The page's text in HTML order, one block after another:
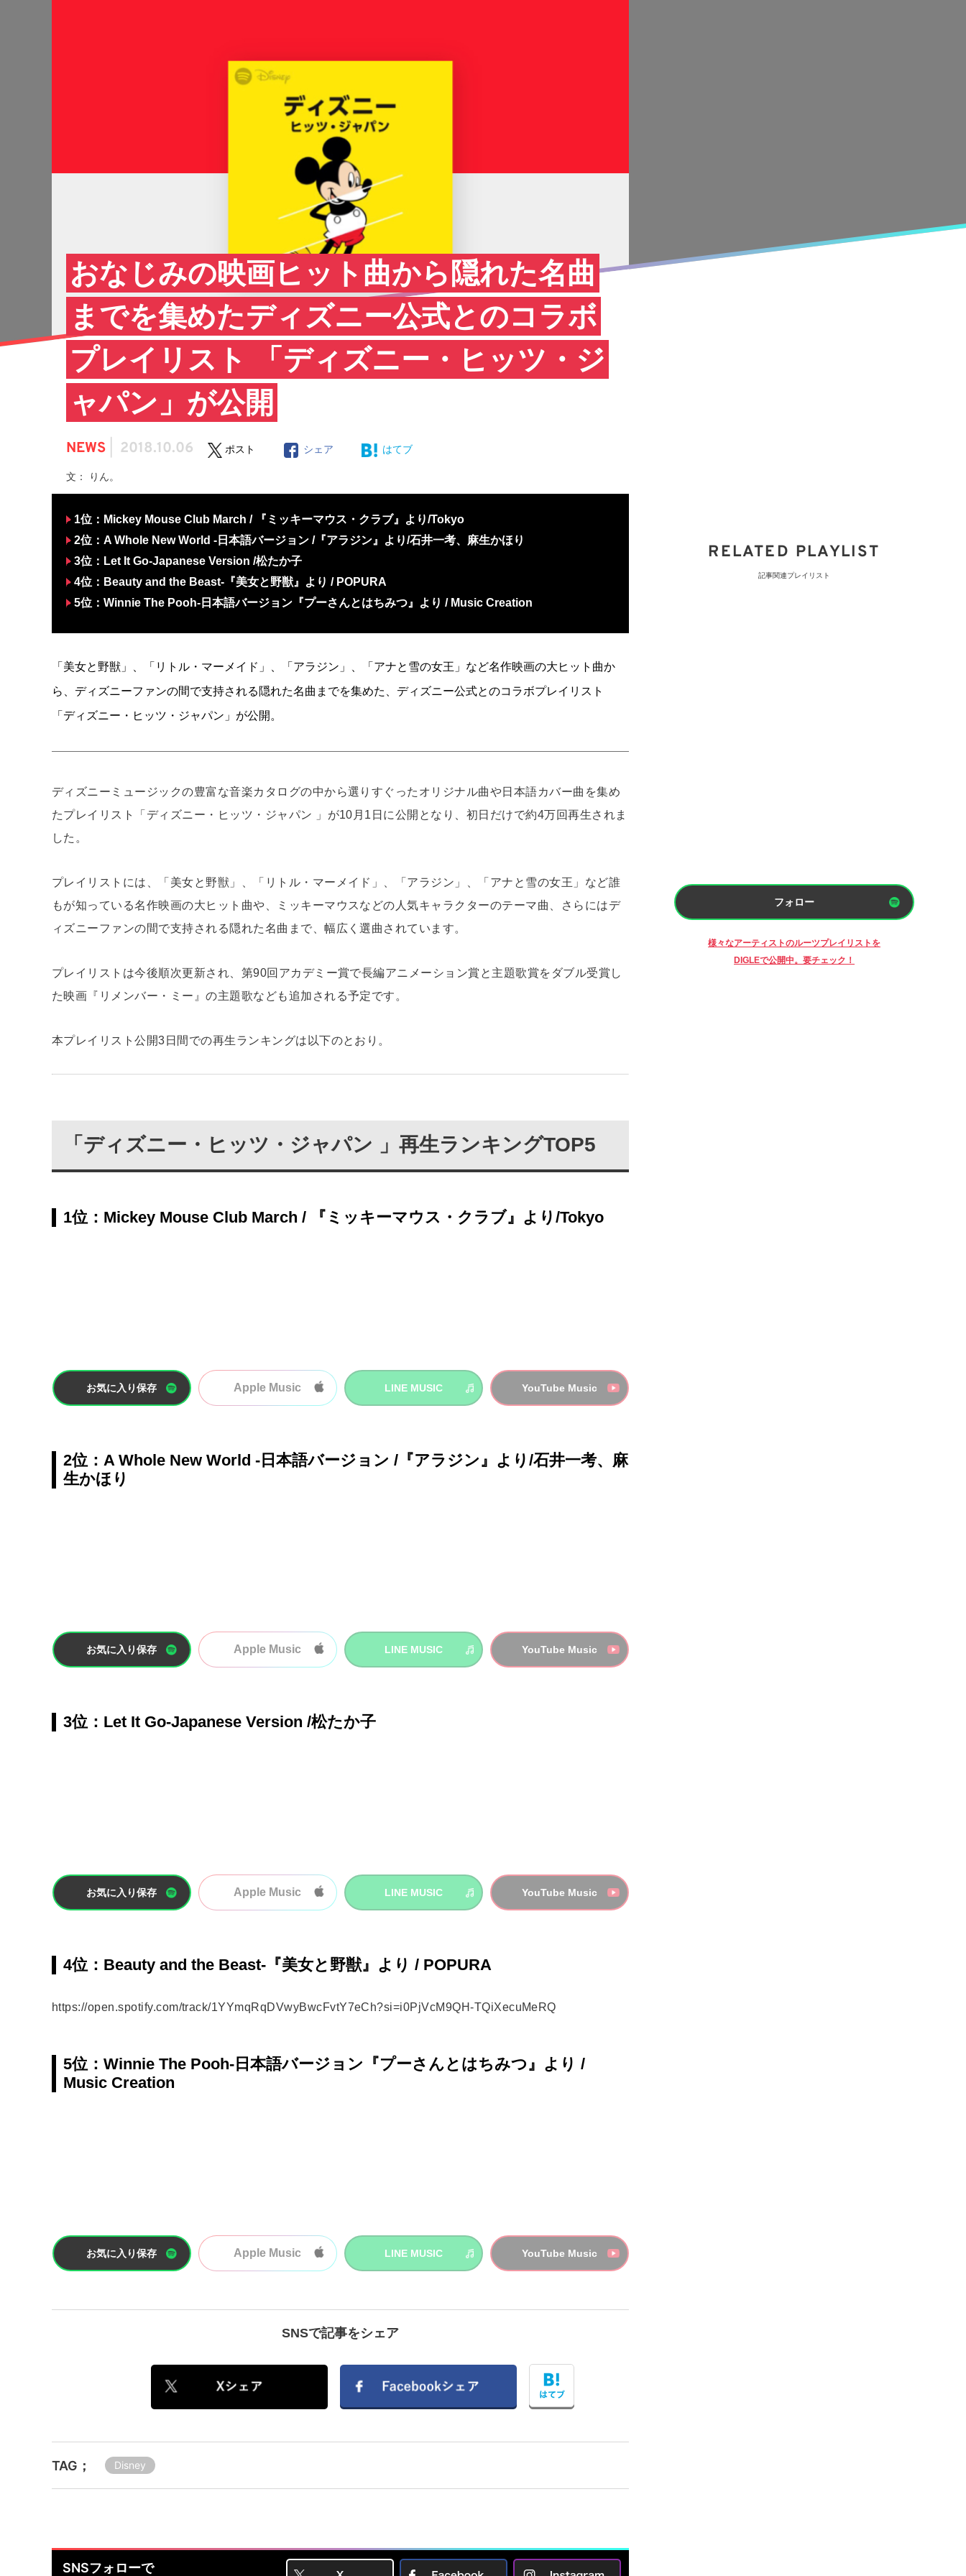
おなじみの映画ヒット曲から隠れた名曲
までを集めたディズニー公式とのコラボ
プレイリスト 「ディズニー・ヒッツ・ジ
ャパン」が公開
NEWS 2018.10.06 ポスト シェア はてブ
文： りん。
1位：Mickey Mouse Club March / 『ミッキーマウス・クラブ』より/Tokyo
2位：A Whole New World -日本語バージョン /『アラジン』より/石井一考、麻生かほり
3位：Let It Go-Japanese Version /松たか子
4位：Beauty and the Beast-『美女と野獣』より / POPURA
5位：Winnie The Pooh-日本語バージョン『プーさんとはちみつ』より / Music Creation
「美女と野獣」、「リトル・マーメイド」、「アラジン」、「アナと雪の女王」など名作映画の大ヒット曲か
ら、ディズニーファンの間で支持される隠れた名曲までを集めた、ディズニー公式とのコラボプレイリスト
「ディズニー・ヒッツ・ジャパン」が公開。
ディズニーミュージックの豊富な音楽カタログの中から選りすぐったオリジナル曲や日本語カバー曲を集め
たプレイリスト「ディズニー・ヒッツ・ジャパン 」が10月1日に公開となり、初日だけで約4万回再生されま
した。
プレイリストには、「美女と野獣」、「リトル・マーメイド」、「アラジン」、「アナと雪の女王」など誰
もが知っている名作映画の大ヒット曲や、ミッキーマウスなどの人気キャラクターのテーマ曲、さらにはデ
ィズニーファンの間で支持される隠れた名曲まで、幅広く選曲されています。
プレイリストは今後順次更新され、第90回アカデミー賞で長編アニメーション賞と主題歌賞をダブル受賞し
た映画『リメンバー・ミー』の主題歌なども追加される予定です。
本プレイリスト公開3日間での再生ランキングは以下のとおり。
「ディズニー・ヒッツ・ジャパン 」再生ランキングTOP5
1位：Mickey Mouse Club March / 『ミッキーマウス・クラブ』より/Tokyo
お気に入り保存 Apple Music LINE MUSIC YouTube Music
2位：A Whole New World -日本語バージョン /『アラジン』より/石井一考、麻
生かほり
お気に入り保存 Apple Music LINE MUSIC YouTube Music
3位：Let It Go-Japanese Version /松たか子
お気に入り保存 Apple Music LINE MUSIC YouTube Music
4位：Beauty and the Beast-『美女と野獣』より / POPURA
https://open.spotify.com/track/1YYmqRqDVwyBwcFvtY7eCh?si=i0PjVcM9QH-TQiXecuMeRQ
5位：Winnie The Pooh-日本語バージョン『プーさんとはちみつ』より /
Music Creation
お気に入り保存 Apple Music LINE MUSIC YouTube Music
SNSで記事をシェア
TAG； Disney
SNSフォローで
RELATED PLAYLIST
記事関連プレイリスト
フォロー
様々なアーティストのルーツプレイリストを
DIGLEで公開中。要チェック！